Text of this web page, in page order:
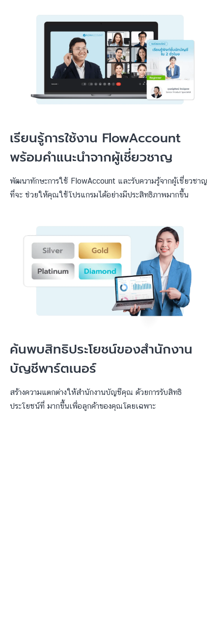
เรียนรู้การใช้งาน FlowAccount
พร้อมคำแนะนำจากผู้เชี่ยวชาญ
พัฒนาทักษะการใช้ FlowAccount และรับความรู้จากผู้เชี่ยวชาญ
ที่จะ ช่วยให้คุณใช้โปรแกรมได้อย่างมีประสิทธิภาพมากขึ้น
ค้นพบสิทธิประโยชน์ของสำนักงาน
บัญชีพาร์ตเนอร์
สร้างความแตกต่างให้สำนักงานบัญชีคุณ ด้วยการรับสิทธิ
ประโยชน์ที่ มากขึ้นเพื่อลูกค้าของคุณโดยเฉพาะ